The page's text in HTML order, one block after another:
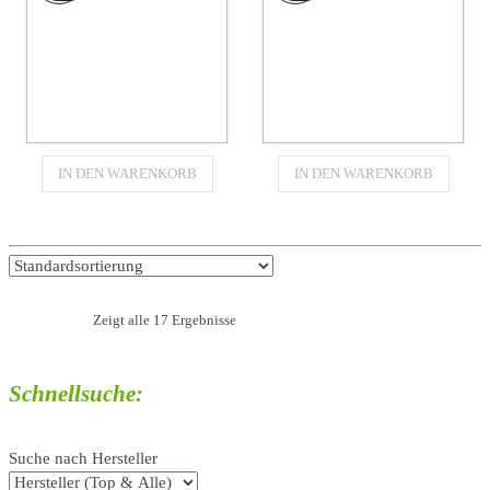
Gummikette
320x100x43
€629,51 €540,26
IN DEN WARENKORB
Gummikette
180x72x34
IN DEN WARENKORB
Zeigt alle 17 Ergebnisse
Schnellsuche:
Suche nach Hersteller